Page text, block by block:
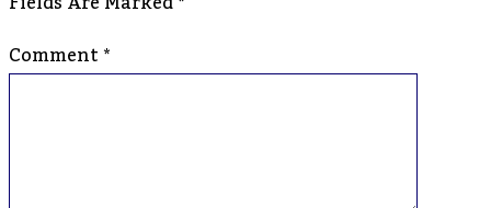
Comment*